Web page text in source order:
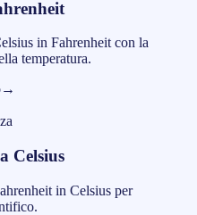
in Fahrenheit con la
temperatura.
→
Celsius
in Celsius per